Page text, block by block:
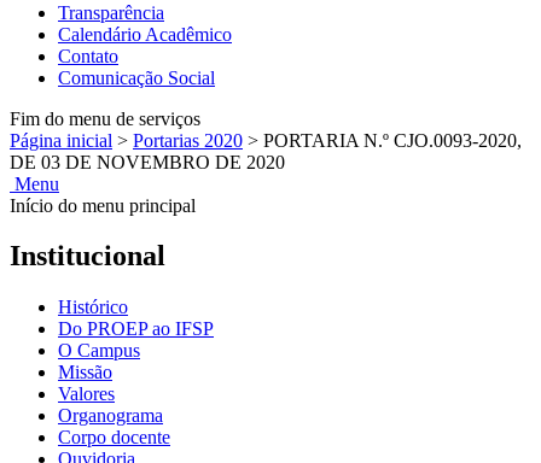
Transparência
Calendário Acadêmico
Contato
Comunicação Social
Fim do menu de serviços
Página inicial > Portarias 2020 > PORTARIA N.º CJO.0093-2020,
DE 03 DE NOVEMBRO DE 2020
Menu
Início do menu principal
Institucional
Histórico
Do PROEP ao IFSP
O Campus
Missão
Valores
Organograma
Corpo docente